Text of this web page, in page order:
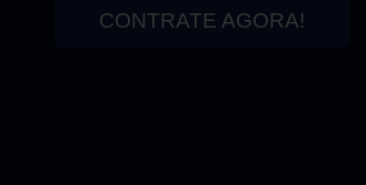
CONTRATE AGORA!